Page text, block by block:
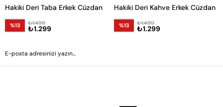
Hakiki Deri Taba Erkek Cüzdan
%13 ₺1.299
₺1.499
Hakiki Deri Kahve Erkek Cüzdan
%13 ₺1.299
₺1.499